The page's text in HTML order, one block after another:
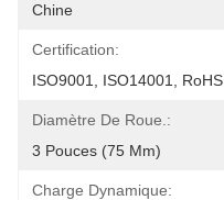
Chine
Certification:
ISO9001, ISO14001, RoHS
Diamètre De Roue.:
3 Pouces (75 Mm)
Charge Dynamique: